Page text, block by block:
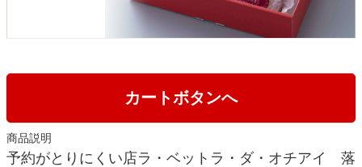
カートボタンへ
商品説明
予約がとりにくい店ラ・ベットラ・ダ・オチアイ 落